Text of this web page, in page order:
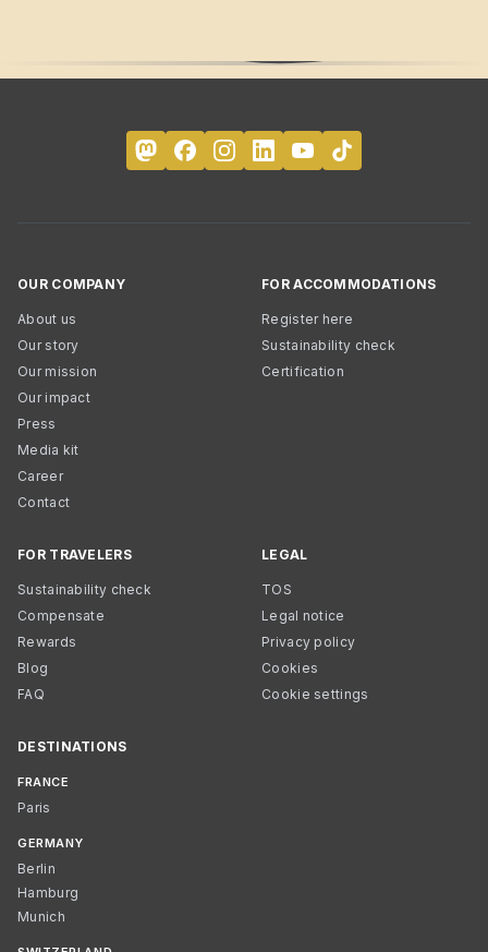
OUR COMPANY
About us
Our story
Our mission
Our impact
Press
Media kit
Career
Contact
FOR ACCOMMODATIONS
Register here
Sustainability check
Certification
FOR TRAVELERS
Sustainability check
Compensate
Rewards
Blog
FAQ
LEGAL
TOS
Legal notice
Privacy policy
Cookies
Cookie settings
DESTINATIONS
FRANCE
Paris
GERMANY
Berlin
Hamburg
Munich